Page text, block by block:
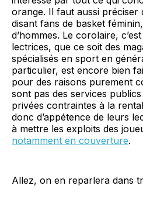
orange. Il faut aussi préciser
disant fans de basket
d’hommes. Le corolaire,
lectrices, que ce soit des
spécialisés en sport en
particulier, est encore bien
pour des raisons purement
sont pas des services
privées contraintes à la
donc d’appétence de leurs
à mettre les exploits des
notamment en couverture.
Allez, on en reparlera dans